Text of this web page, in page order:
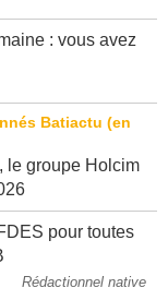
: vous avez
groupe Holcim
pour toutes